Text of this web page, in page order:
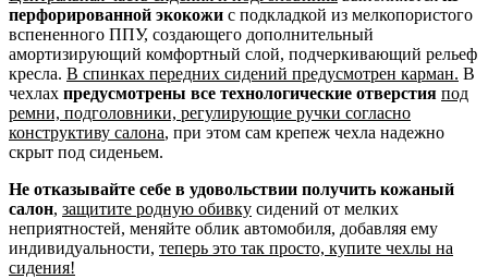
перфорированной экокожи с подкладкой из мелкопористого
вспененного ППУ, создающего дополнительный
амортизирующий комфортный слой, подчеркивающий рельеф
кресла. В спинках передних сидений предусмотрен карман. В
чехлах предусмотрены все технологические отверстия под
ремни, подголовники, регулирующие ручки согласно
конструктиву салона, при этом сам крепеж чехла надежно
скрыт под сиденьем.
Не отказывайте себе в удовольствии получить кожаный
салон, защитите родную обивку сидений от мелких
неприятностей, меняйте облик автомобиля, добавляя ему
индивидуальности, теперь это так просто, купите чехлы на
сидения!